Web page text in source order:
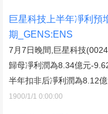
巨星科技上半年凈利預
期_GENS:ENS
7月7日晚間,巨星科技
歸母凈利潤為8.34億元-
半年扣非后凈利潤為8.12
1900/1/1 0:00:00